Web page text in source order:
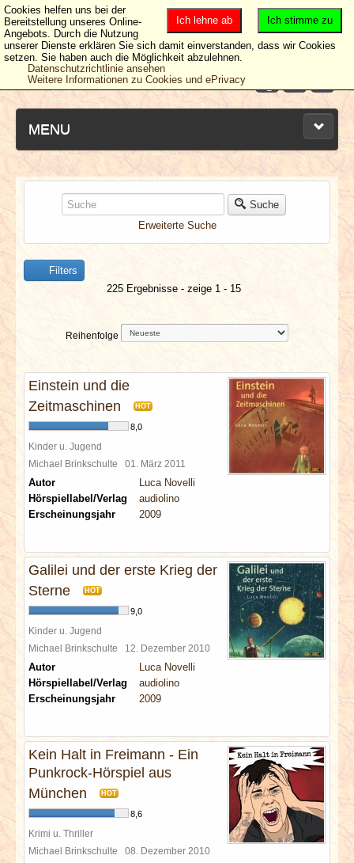
MENU
NEUESTE ARTIKEL
NEWS & DATES
BERICHTE
VERLOSUNGEN
SPECIALS
REDAKTION
LINKS
Suche
Erweiterte Suche
Filters
225 Ergebnisse - zeige 1 - 15
Reihenfolge
Einstein und die
Zeitmaschinen
HOT
8,0
Kinder u. Jugend
Michael Brinkschulte 01. März 2011
Autor
Luca Novelli
Hörspiellabel/Verlag
audiolino
Erscheinungsjahr
2009
Galilei und der erste Krieg der
Sterne
HOT
9,0
Kinder u. Jugend
Michael Brinkschulte 12. Dezember 2010
Autor
Luca Novelli
Hörspiellabel/Verlag
audiolino
Erscheinungsjahr
2009
Kein Halt in Freimann - Ein
Punkrock-Hörspiel aus
München
HOT
8,6
Krimi u. Thriller
Michael Brinkschulte 08. Dezember 2010
Ich stimme zu
Ich lehne ab
Cookies helfen uns bei der
Bereitstellung unseres Online-
Angebots. Durch die Nutzung
unserer Dienste erklären Sie sich damit einverstanden, dass wir Cookies
setzen. Sie haben auch die Möglichkeit abzulehnen.
Datenschutzrichtlinie ansehen
Weitere Informationen zu Cookies und ePrivacy